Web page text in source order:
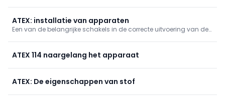
Belgische industrie elke twee weken met een stofexplosie te
maken krijgt.
ATEX: installatie van apparaten
Een van de belangrijke schakels in de correcte uitvoering van de
die kunnen hebben op de installatie die u moet
ATEX 114 naargelang het apparaat
ATEX: De eigenschappen van stof